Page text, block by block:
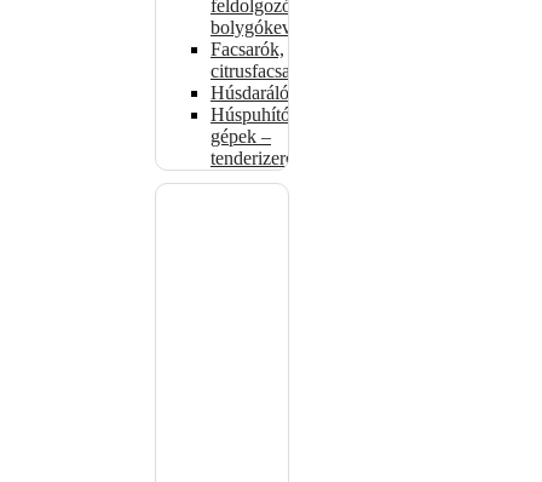
feldolgozók –
bolygókeverők
Facsarók,
citrusfacsarók
Húsdarálók
Húspuhító
gépek –
tenderizerek